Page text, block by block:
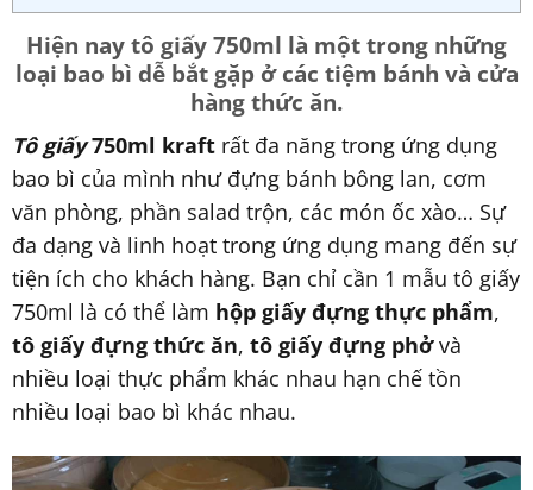
Hiện nay tô giấy 750ml là một trong những
loại bao bì dễ bắt gặp ở các tiệm bánh và cửa
hàng thức ăn.
Tô giấy750ml kraftrất đa năng trong ứng dụng
bao bì của mình như đựng bánh bông lan, cơm
văn phòng, phần salad trộn, các món ốc xào… Sự
đa dạng và linh hoạt trong ứng dụng mang đến sự
tiện ích cho khách hàng. Bạn chỉ cần 1 mẫu tô giấy
750ml là có thể làm hộp giấy đựng thực phẩm,
tô giấy đựng thức ăn, tô giấy đựng phởvà
nhiều loại thực phẩm khác nhau hạn chế tồn
nhiều loại bao bì khác nhau.